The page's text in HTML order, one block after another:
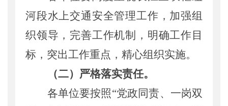
河段水上交通安全管理工作，加强组
织领导，完善工作机制，明确工作目
标，突出工作重点，精心组织实施。
（二）严格落实责任。
各单位要按照“党政同责、一岗双